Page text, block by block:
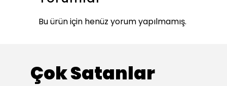
Bu ürün için henüz yorum yapılmamış.
Çok Satanlar